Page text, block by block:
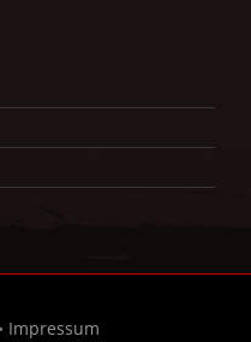
Impressum